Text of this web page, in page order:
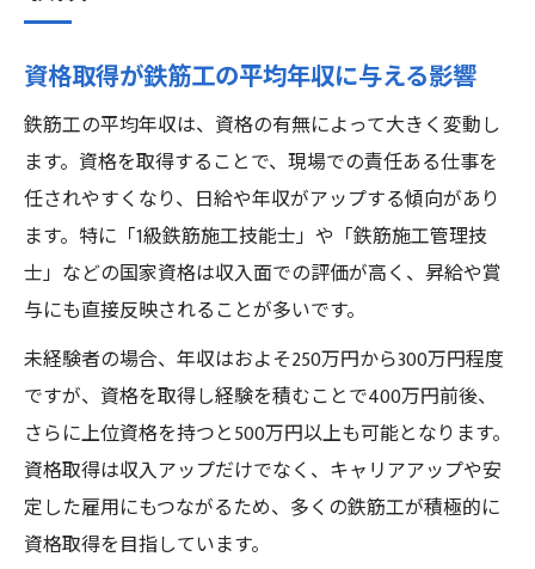
資格取得が鉄筋工の平均年収に与える影響
鉄筋工の平均年収は、資格の有無によって大きく変動し
ます。資格を取得することで、現場での責任ある仕事を
任されやすくなり、日給や年収がアップする傾向があり
ます。特に「1級鉄筋施工技能士」や「鉄筋施工管理技
士」などの国家資格は収入面での評価が高く、昇給や賞
与にも直接反映されることが多いです。
未経験者の場合、年収はおよそ250万円から300万円程度
ですが、資格を取得し経験を積むことで400万円前後、
さらに上位資格を持つと500万円以上も可能となります。
資格取得は収入アップだけでなく、キャリアアップや安
定した雇用にもつながるため、多くの鉄筋工が積極的に
資格取得を目指しています。